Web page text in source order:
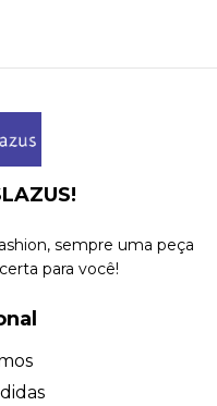
sempre uma peça
para você!